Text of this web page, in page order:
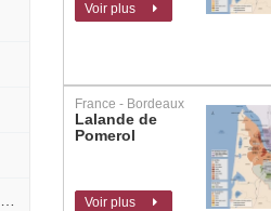
Voir plus
France - Bordeaux
Lalande de
Pomerol
Voir plus